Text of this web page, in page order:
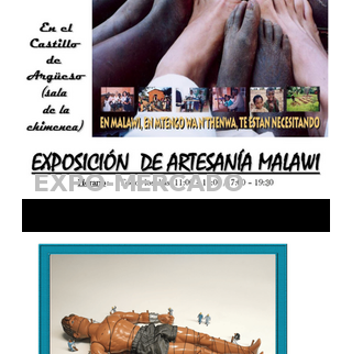
EXPO-MERCADO
Agosto 2026 (Sala de la